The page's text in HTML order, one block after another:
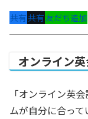
共有共有友だち追加
オンライン
「オンライン英
ムが自分に合って